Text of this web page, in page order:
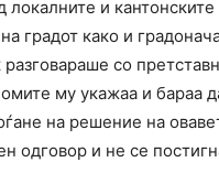
локалните и кантонските
градот како и
со
му укажаа и бараа
на решение на
одговор и не се